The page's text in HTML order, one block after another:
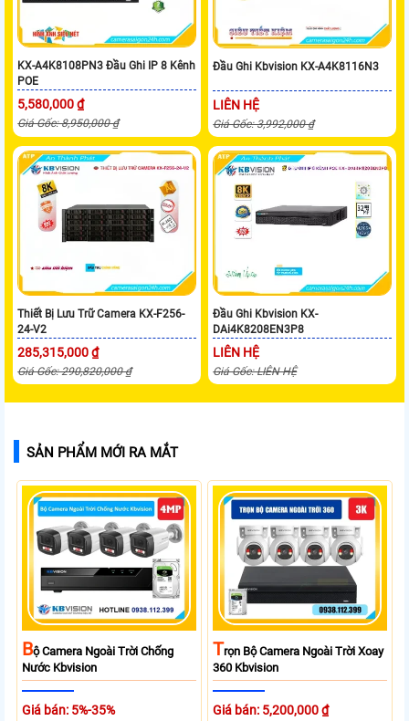
KX-A4K8108PN3 Đầu Ghi IP 8 Kênh
POE
5,580,000 ₫
Giá Gốc: 8,950,000 ₫
Đầu Ghi Kbvision KX-A4K8116N3
LIÊN HỆ
Giá Gốc: 3,992,000 ₫
Thiết Bị Lưu Trữ Camera KX-F256-
24-V2
285,315,000 ₫
Giá Gốc: 290,820,000 ₫
Đầu Ghi Kbvision KX-
DAi4K8208EN3P8
LIÊN HỆ
Giá Gốc: LIÊN HỆ
SẢN PHẨM MỚI RA MẮT
BỘ Camera Ngoài Trời Chống
Nước Kbvision
Giá bán: 5%-35%
TRọn Bộ Camera Ngoài Trời Xoay
360 Kbvision
Giá bán: 5,200,000 ₫